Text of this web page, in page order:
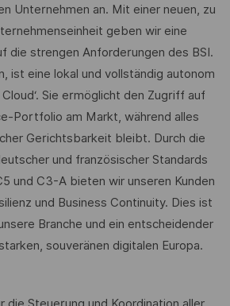
Unternehmen an. Mit einer neuen, zu
geben wir eine
die strengen Anforderungen des BSI.
ist eine lokal und vollständig autonom
Sie ermöglicht den Zugriff auf
Portfolio am Markt, während alles
Gerichtsbarkeit bleibt. Durch die
und französischer Standards
und C3-A bieten wir unseren Kunden
und Business Continuity. Dies ist
Branche und ein entscheidender
souveränen digitalen Europa.